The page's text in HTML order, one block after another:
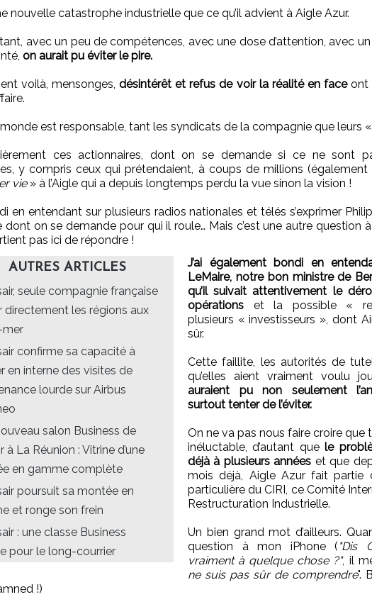
nouvelle catastrophe industrielle que ce qu’il advient à Aigle Azur.
avec un peu de compétences, avec une dose d’attention, avec
on aurait pu éviter le pire.
voilà, mensonges,désintérêt et refus de voir la réalité en faceont
est responsable, tant les syndicats de la compagnie que leurs «
ces actionnaires, dont on se demande si ce ne sont
y compris ceux qui prétendaient, à coups de millions (également
vie» à l’Aigle qui a depuis longtemps perdu la vue sinon la vision !
en entendant sur plusieurs radios nationales et télés s’exprimer
dont on se demande pour qui il roule… Mais c’est une autre question
pas ici de répondre !
AUTRES ARTICLES
seule compagnie française
directement les régions aux
mer
confirme sa capacité à
en interne des visites de
lourde sur Airbus
salon Business de
à La Réunion : Vitrine d’une
en gamme complète
poursuit sa montée en
et ronge son frein
: une classe Business
pour le long-courrier
J’ai également bondi en
LeMaire, notre bon ministre de
qu’il suivait attentivement le
opérations et la possible «
plusieurs « investisseurs », dont
sûr.
Cette faillite, les autorités de
qu’elles aient vraiment voulu
auraient pu non seulement
surtout tenter de l’éviter.
On ne va pas nous faire croire que
inéluctable, d’autant quele
déjà à plusieurs années et que
mois déjà, Aigle Azur fait partie
particulière du CIRI, ce Comité
Restructuration Industrielle.
Un bien grand mot d’ailleurs.
question à mon iPhone ( "Dis
vraiment à quelque chose ?", il
ne suis pas sûr de comprendre".
!)